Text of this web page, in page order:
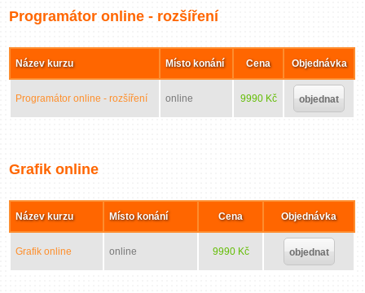
Programátor online - rozšíření
Název kurzu Místo konání Cena Objednávka
Programátor online - rozšíření online 9990 Kč objednat
Grafik online
Název kurzu Místo konání Cena Objednávka
Grafik online online 9990 Kč objednat